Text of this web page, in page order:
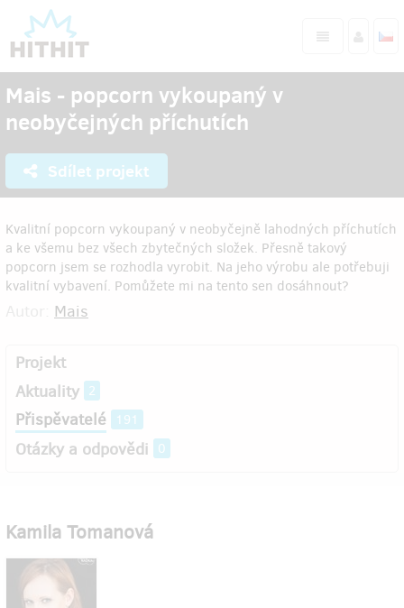
Mais - popcorn vykoupaný v
neobyčejných příchutích
Sdílet projekt
Kvalitní popcorn vykoupaný v neobyčejně lahodných příchutích
a ke všemu bez všech zbytečných složek. Přesně takový
popcorn jsem se rozhodla vyrobit. Na jeho výrobu ale potřebuji
kvalitní vybavení. Pomůžete mi na tento sen dosáhnout?
Mais
Projekt
Aktuality 2
Přispěvatelé 191
Otázky a odpovědi 0
Kamila Tomanová